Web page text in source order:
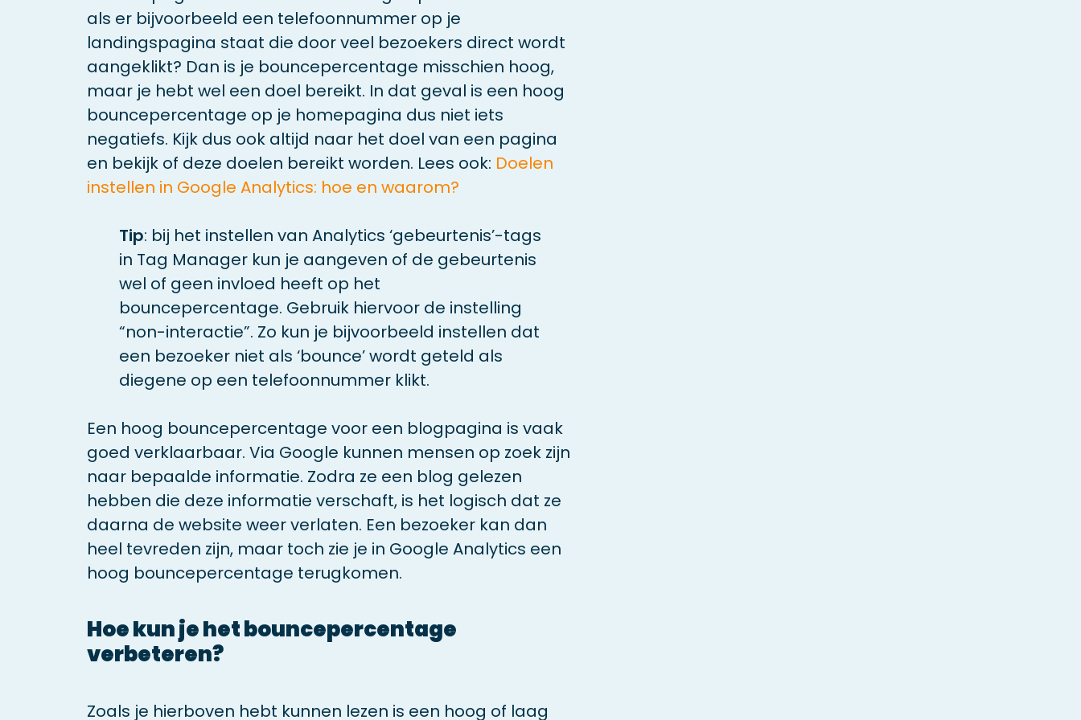
als er bijvoorbeeld een telefoonnummer op je
landingspagina staat die door veel bezoekers direct wordt
aangeklikt? Dan is je bouncepercentage misschien hoog,
maar je hebt wel een doel bereikt. In dat geval is een hoog
bouncepercentage op je homepagina dus niet iets
negatiefs. Kijk dus ook altijd naar het doel van een pagina
en bekijk of deze doelen bereikt worden. Lees ook: Doelen
instellen in Google Analytics: hoe en waarom?
Tip: bij het instellen van Analytics ‘gebeurtenis’-tags
in Tag Manager kun je aangeven of de gebeurtenis
wel of geen invloed heeft op het
bouncepercentage. Gebruik hiervoor de instelling
“non-interactie”. Zo kun je bijvoorbeeld instellen dat
een bezoeker niet als ‘bounce’ wordt geteld als
diegene op een telefoonnummer klikt.
Een hoog bouncepercentage voor een blogpagina is vaak
goed verklaarbaar. Via Google kunnen mensen op zoek zijn
naar bepaalde informatie. Zodra ze een blog gelezen
hebben die deze informatie verschaft, is het logisch dat ze
daarna de website weer verlaten. Een bezoeker kan dan
heel tevreden zijn, maar toch zie je in Google Analytics een
hoog bouncepercentage terugkomen.
Hoe kun je het bouncepercentage
verbeteren?
Zoals je hierboven hebt kunnen lezen is een hoog of laag